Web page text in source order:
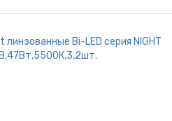
линзованные Bi-LED серия NIGHT